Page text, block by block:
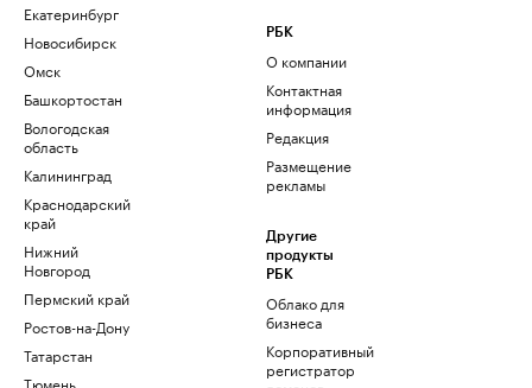
Екатеринбург
Новосибирск
Омск
Башкортостан
Вологодская
область
Калининград
Краснодарский
край
Нижний
Новгород
Пермский край
Ростов-на-Дону
Татарстан
Тюмень
РБК
О компании
Контактная
информация
Редакция
Размещение
рекламы
Другие
продукты
РБК
Облако для
бизнеса
Корпоративный
регистратор